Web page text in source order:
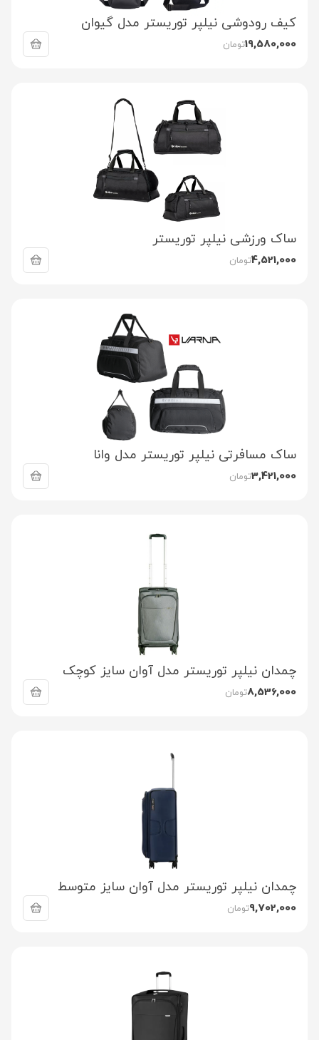
کیف رودوشی نیلپر توریستر مدل گیوان
19,580,000تومان
ساک ورزشی نیلپر توریستر
4,521,000تومان
ساک مسافرتی نیلپر توریستر مدل وانا
3,421,000تومان
چمدان نیلپر توریستر مدل آوان سایز کوچک
8,536,000تومان
چمدان نیلپر توریستر مدل آوان سایز متوسط
9,702,000تومان